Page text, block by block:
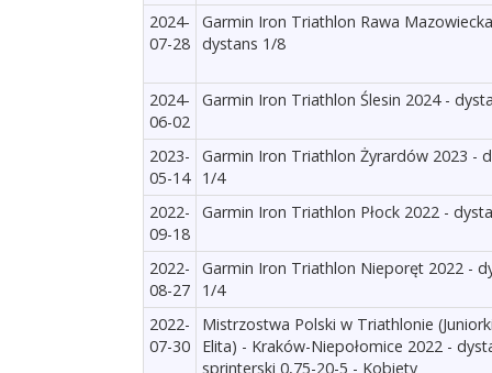
2024-
07-28
Garmin Iron Triathlon Rawa
dystans 1/8
2024-
06-02
Garmin Iron Triathlon Ślesin 2024 -
2023-
05-14
Garmin Iron Triathlon Żyrardów 2023 -
1/4
2022-
09-18
Garmin Iron Triathlon Płock 2022 -
2022-
08-27
Garmin Iron Triathlon Nieporęt 2022 -
1/4
2022-
07-30
Mistrzostwa Polski w Triathlonie
Elita) - Kraków-Niepołomice 2022 -
sprinterski 0,75-20-5 - Kobiety